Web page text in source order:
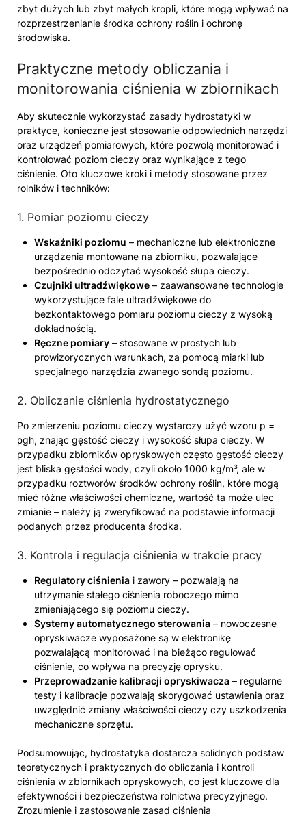
zbyt dużych lub zbyt małych kropli, które mogą wpływać na
rozprzestrzenianie środka ochrony roślin i ochronę
środowiska.
Praktyczne metody obliczania i
monitorowania ciśnienia w zbiornikach
Aby skutecznie wykorzystać zasady hydrostatyki w
praktyce, konieczne jest stosowanie odpowiednich narzędzi
oraz urządzeń pomiarowych, które pozwolą monitorować i
kontrolować poziom cieczy oraz wynikające z tego
ciśnienie. Oto kluczowe kroki i metody stosowane przez
rolników i techników:
1. Pomiar poziomu cieczy
Wskaźniki poziomu – mechaniczne lub elektroniczne
urządzenia montowane na zbiorniku, pozwalające
bezpośrednio odczytać wysokość słupa cieczy.
Czujniki ultradźwiękowe – zaawansowane technologie
wykorzystujące fale ultradźwiękowe do
bezkontaktowego pomiaru poziomu cieczy z wysoką
dokładnością.
Ręczne pomiary – stosowane w prostych lub
prowizorycznych warunkach, za pomocą miarki lub
specjalnego narzędzia zwanego sondą poziomu.
2. Obliczanie ciśnienia hydrostatycznego
Po zmierzeniu poziomu cieczy wystarczy użyć wzoru p =
ρgh, znając gęstość cieczy i wysokość słupa cieczy. W
przypadku zbiorników opryskowych często gęstość cieczy
jest bliska gęstości wody, czyli około 1000 kg/m³, ale w
przypadku roztworów środków ochrony roślin, które mogą
mieć różne właściwości chemiczne, wartość ta może ulec
zmianie – należy ją zweryfikować na podstawie informacji
podanych przez producenta środka.
3. Kontrola i regulacja ciśnienia w trakcie pracy
Regulatory ciśnienia i zawory – pozwalają na
utrzymanie stałego ciśnienia roboczego mimo
zmieniającego się poziomu cieczy.
Systemy automatycznego sterowania – nowoczesne
opryskiwacze wyposażone są w elektronikę
pozwalającą monitorować i na bieżąco regulować
ciśnienie, co wpływa na precyzję oprysku.
Przeprowadzanie kalibracji opryskiwacza – regularne
testy i kalibracje pozwalają skorygować ustawienia oraz
uwzględnić zmiany właściwości cieczy czy uszkodzenia
mechaniczne sprzętu.
Podsumowując, hydrostatyka dostarcza solidnych podstaw
teoretycznych i praktycznych do obliczania i kontroli
ciśnienia w zbiornikach opryskowych, co jest kluczowe dla
efektywności i bezpieczeństwa rolnictwa precyzyjnego.
Zrozumienie i zastosowanie zasad ciśnienia